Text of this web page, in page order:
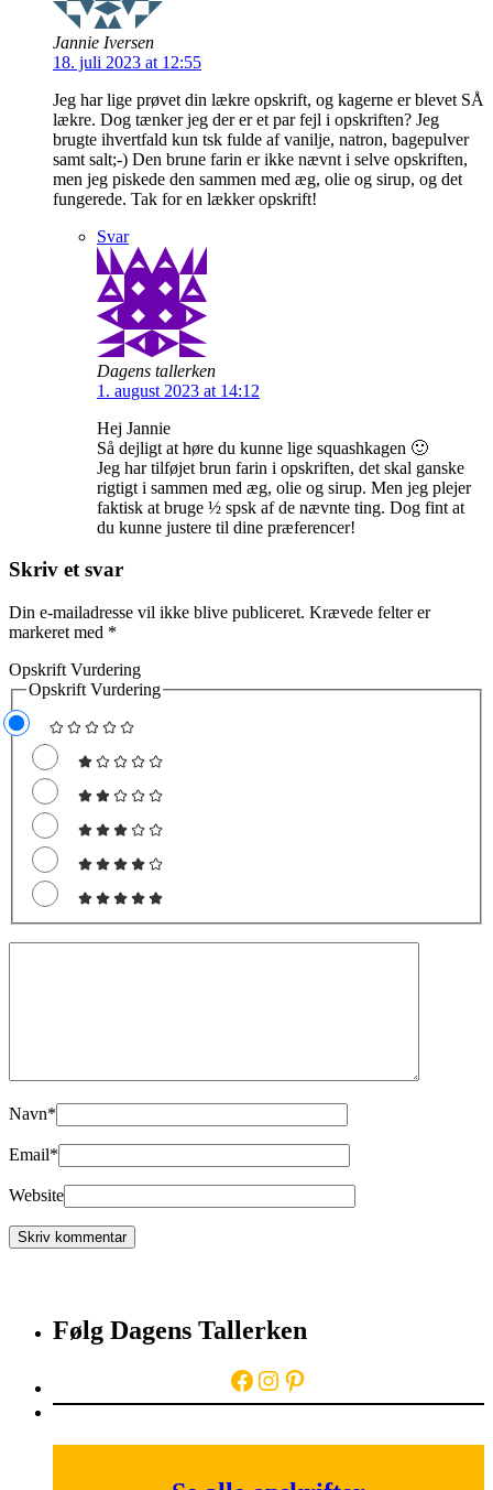
Jannie Iversen
18. juli 2023 at 12:55
Jeg har lige prøvet din lækre opskrift, og kagerne er blevet SÅ
lækre. Dog tænker jeg der er et par fejl i opskriften? Jeg
brugte ihvertfald kun tsk fulde af vanilje, natron, bagepulver
samt salt;-) Den brune farin er ikke nævnt i selve opskriften,
men jeg piskede den sammen med æg, olie og sirup, og det
fungerede. Tak for en lækker opskrift!
Svar
Dagens tallerken
1. august 2023 at 14:12
Hej Jannie
Så dejligt at høre du kunne lige squashkagen 🙂
Jeg har tilføjet brun farin i opskriften, det skal ganske
rigtigt i sammen med æg, olie og sirup. Men jeg plejer
faktisk at bruge ½ spsk af de nævnte ting. Dog fint at
du kunne justere til dine præferencer!
Skriv et svar
Din e-mailadresse vil ikke blive publiceret. Krævede felter er
markeret med *
Opskrift Vurdering
Opskrift Vurdering
Navn*
Email*
Website
Følg Dagens Tallerken
Facebook
Instagram
Pinterest